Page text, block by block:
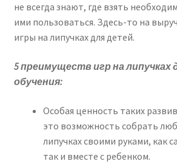
не всегда знают, где взять
ими пользоваться. Здесь-то на
игры на липучках для детей.
5 преимуществ игр на липучках
обучения:
Особая ценность таких
это возможность собрать
липучках своими руками, как
так и вместе с ребенком.